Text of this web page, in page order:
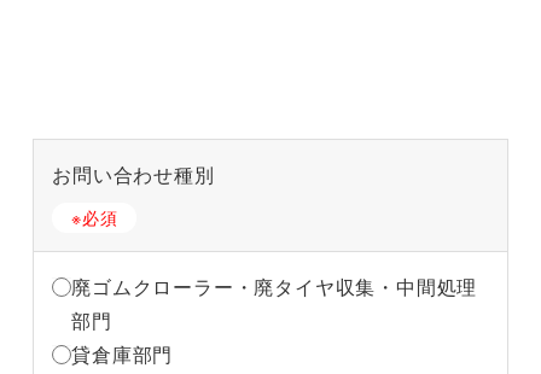
お問い合わせ種別
※必須
廃ゴムクローラー・廃タイヤ収集・中間処理
部門
貸倉庫部門